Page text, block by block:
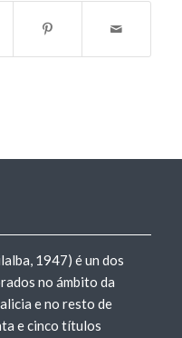
1947) é un dos
no ámbito da
e no resto de
e cinco títulos